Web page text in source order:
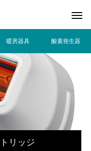
暖房器具 酸素発生器
リッジ